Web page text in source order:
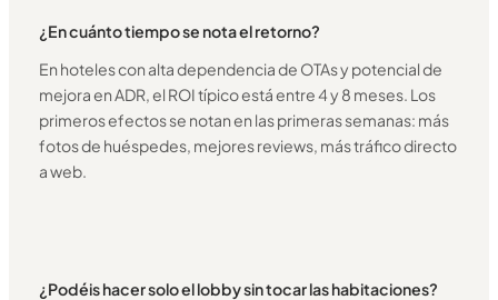
¿En cuánto tiempo se nota el retorno?
En hoteles con alta dependencia de OTAs y potencial de
mejora en ADR, el ROI típico está entre 4 y 8 meses. Los
primeros efectos se notan en las primeras semanas: más
fotos de huéspedes, mejores reviews, más tráfico directo
a web.
¿Podéis hacer solo el lobby sin tocar las habitaciones?